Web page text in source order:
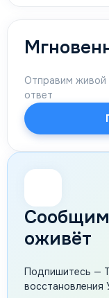
Отправим живой
ответ
оживёт
Подпишитесь —
восстановления